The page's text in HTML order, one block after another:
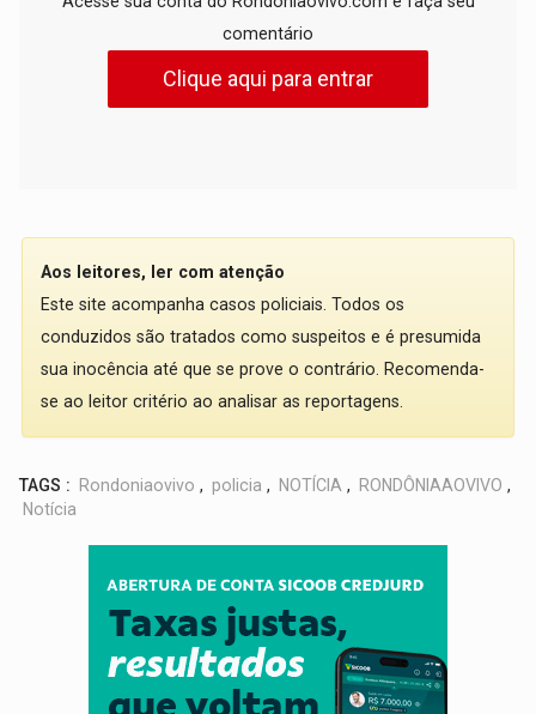
comentário
Clique aqui para entrar
Aos leitores, ler com atenção
Este site acompanha casos policiais. Todos os
conduzidos são tratados como suspeitos e é presumida
sua inocência até que se prove o contrário. Recomenda-
se ao leitor critério ao analisar as reportagens.
TAGS : Rondoniaovivo , policia , NOTÍCIA , RONDÔNIAAOVIVO ,
Notícia